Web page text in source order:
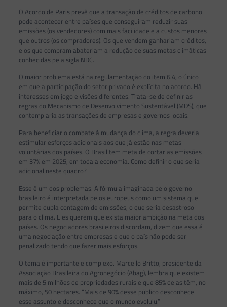
O Acordo de Paris prevê que a transação de créditos de carbono
pode acontecer entre países que conseguiram reduzir suas
emissões (os vendedores) com mais facilidade e a custos menores
que outros (os compradores). Os que vendem ganhariam créditos,
e os que compram abateriam a redução de suas metas climáticas
conhecidas pela sigla NDC.
O maior problema está na regulamentação do item 6.4, o único
em que a participação do setor privado é explícita no acordo. Há
interesses em jogo e visões diferentes. Trata-se de definir as
regras do Mecanismo de Desenvolvimento Sustentável (MDS), que
contemplaria as transações de empresas e governos locais.
Para beneficiar o combate à mudança do clima, a regra deveria
estimular esforços adicionais aos que já estão nas metas
voluntárias dos países. O Brasil tem meta de cortar as emissões
em 37% em 2025, em toda a economia. Como definir o que seria
adicional neste quadro?
Esse é um dos problemas. A fórmula imaginada pelo governo
brasileiro é interpretada pelos europeus como um sistema que
permite dupla contagem de emissões, o que seria desastroso
para o clima. Eles querem que exista maior ambição na meta dos
países. Os negociadores brasileiros discordam, dizem que essa é
uma negociação entre empresas e que o país não pode ser
penalizado tendo que fazer mais esforços.
O tema é importante e complexo. Marcello Britto, presidente da
Associação Brasileira do Agronegócio (Abag), lembra que existem
mais de 5 milhões de propriedades rurais e que 85% delas têm, no
máximo, 50 hectares. “Mais de 90% desse público desconhece
esse assunto e desconhece que o mundo evoluiu.”